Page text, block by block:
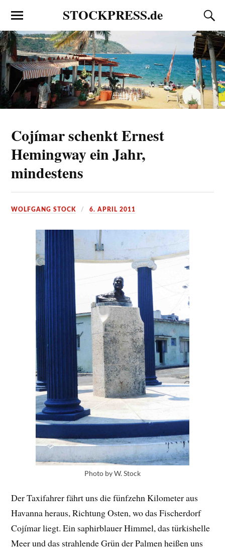
STOCKPRESS.de
Cojímar schenkt Ernest
Hemingway ein Jahr,
mindestens
WOLFGANG STOCK 6. APRIL 2011
Photo by W. Stock
Der Taxifahrer fährt uns die fünfzehn Kilometer aus
Havanna heraus, Richtung Osten, wo das Fischerdorf
Cojímar liegt. Ein saphirblauer Himmel, das türkishelle
Meer und das strahlende Grün der Palmen heißen uns